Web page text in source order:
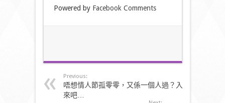
Powered by Facebook Comments
Previous:
唔想情人節孤零零，又係一個人過？入
來吧…